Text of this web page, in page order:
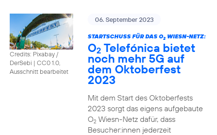
Credits: Pixabay /
DerSebi | CC0 1.0,
Ausschnitt bearbeitet
06. September 2023
STARTSCHUSS FÜR DAS O2WIESN-NETZ:
O2 Telefónica bietet
noch mehr 5G auf
dem Oktoberfest
2023
Mit dem Start des Oktoberfests
2023 sorgt das eigens aufgebaute
O2Wiesn-Netz dafür, dass
Besucher:innen jederzeit